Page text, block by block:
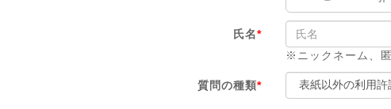
氏名*
※ニックネーム、
質問の種類*